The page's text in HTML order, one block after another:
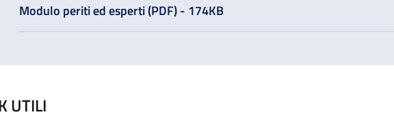
Modulo periti ed esperti (PDF) - 174KB
UTILI